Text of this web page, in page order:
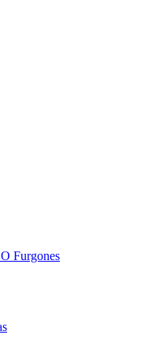
Furgones